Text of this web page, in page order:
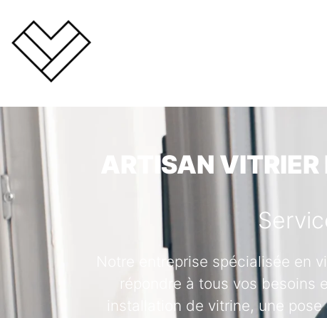
ARTISAN
Notre entreprise spécialisée en
répondre à tous vos besoins
installation de vitrine, une